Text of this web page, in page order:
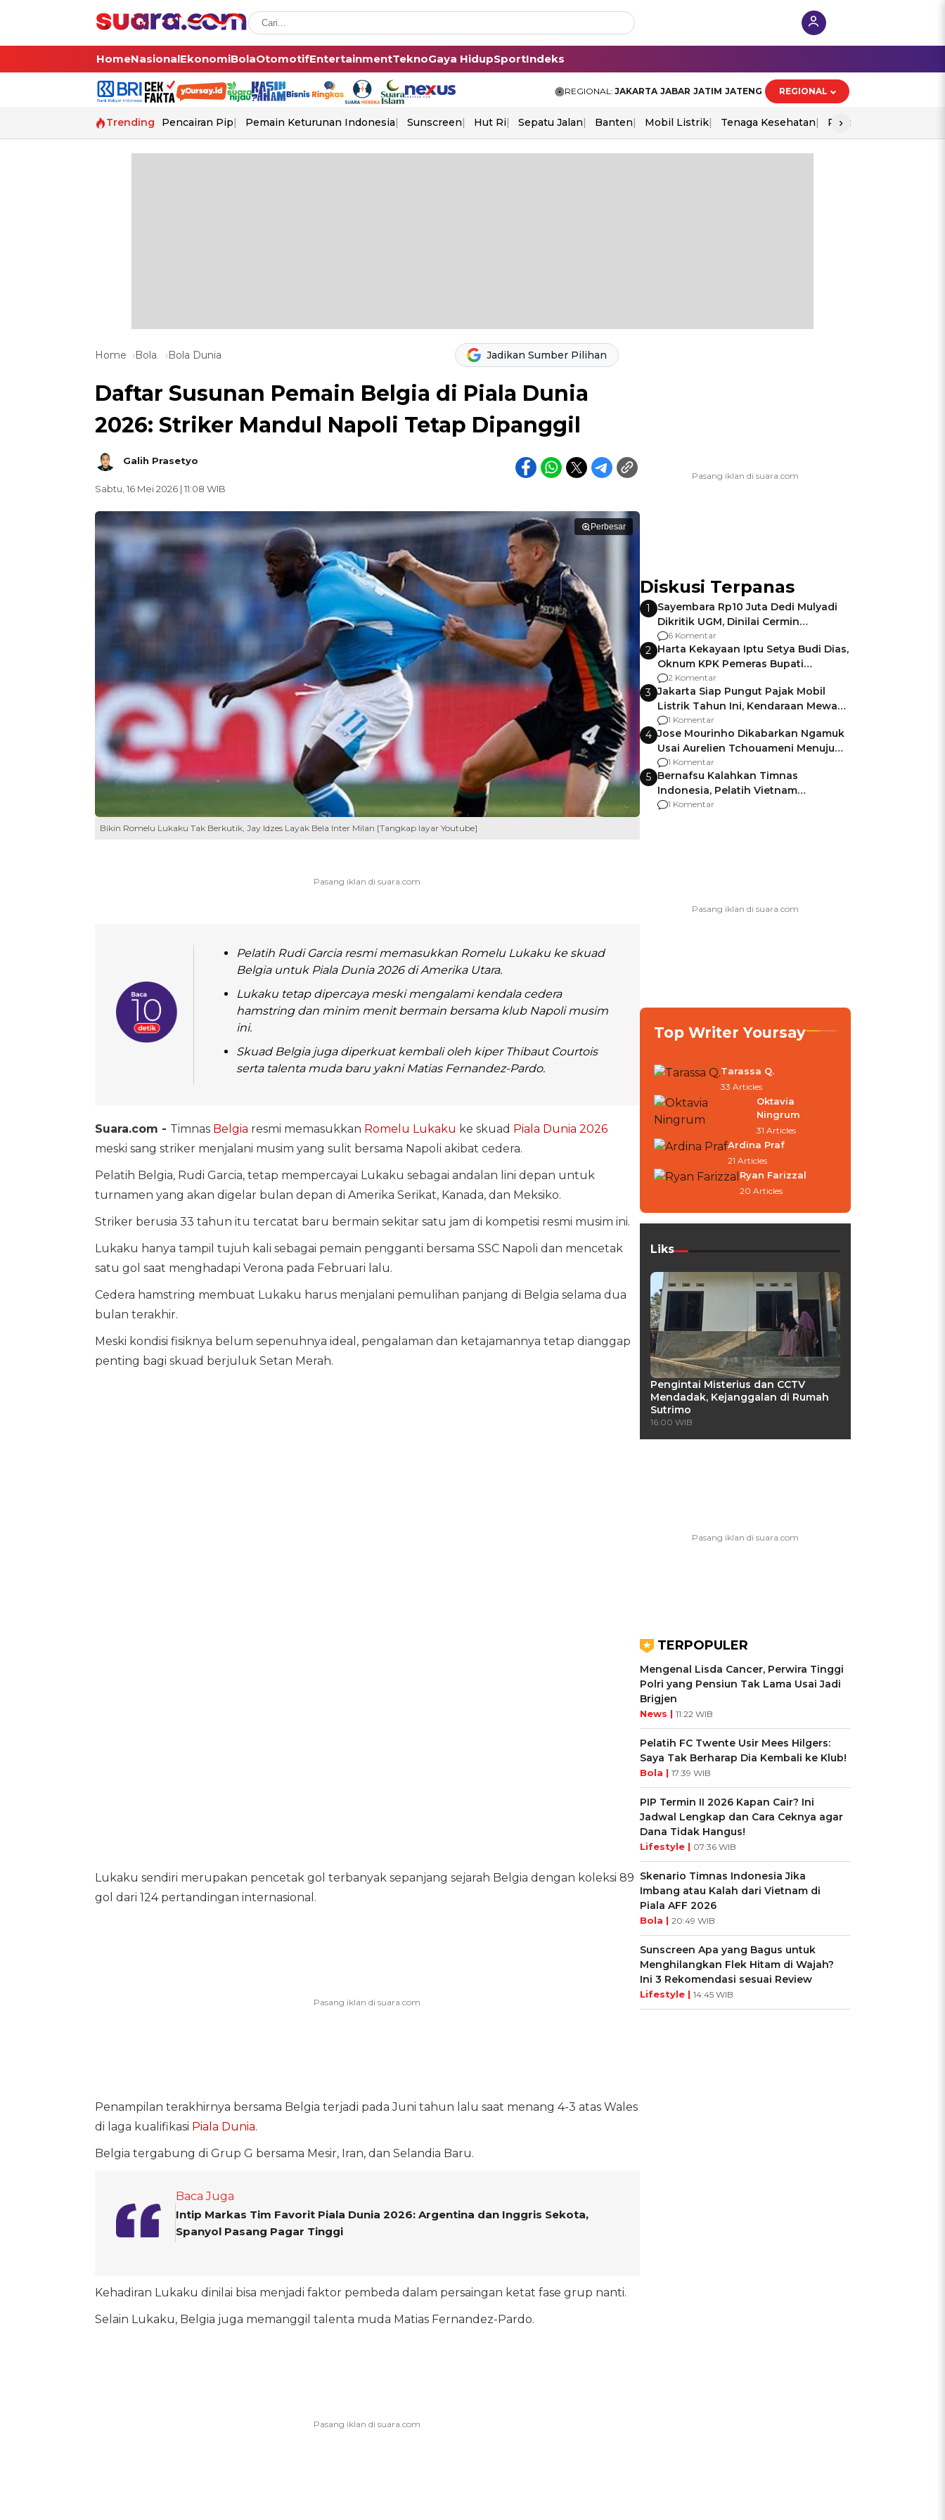
HomeNasionalEkonomiBolaOtomotifEntertainmentTeknoGaya HidupSportIndeks
REGIONAL: JAKARTA JABAR JATIM JATENG REGIONAL
Trending Pencairan Pip Pemain Keturunan Indonesia Sunscreen Hut Ri Sepatu Jalan Banten Mobil Listrik Tenaga Kesehatan Piala Aff 2026
›
Home Bola Bola Dunia Jadikan Sumber Pilihan
Daftar Susunan Pemain Belgia di Piala Dunia
2026: Striker Mandul Napoli Tetap Dipanggil
Galih Prasetyo
Sabtu, 16 Mei 2026 | 11:08 WIB
Perbesar
Bikin Romelu Lukaku Tak Berkutik, Jay Idzes Layak Bela Inter Milan [Tangkap layar Youtube]
Pelatih Rudi Garcia resmi memasukkan Romelu Lukaku ke skuad
Belgia untuk Piala Dunia 2026 di Amerika Utara.
Lukaku tetap dipercaya meski mengalami kendala cedera
hamstring dan minim menit bermain bersama klub Napoli musim
ini.
Skuad Belgia juga diperkuat kembali oleh kiper Thibaut Courtois
serta talenta muda baru yakni Matias Fernandez-Pardo.
Suara.com - Timnas Belgia resmi memasukkan Romelu Lukaku ke skuad Piala Dunia 2026
meski sang striker menjalani musim yang sulit bersama Napoli akibat cedera.
Pelatih Belgia, Rudi Garcia, tetap mempercayai Lukaku sebagai andalan lini depan untuk
turnamen yang akan digelar bulan depan di Amerika Serikat, Kanada, dan Meksiko.
Striker berusia 33 tahun itu tercatat baru bermain sekitar satu jam di kompetisi resmi musim ini.
Lukaku hanya tampil tujuh kali sebagai pemain pengganti bersama SSC Napoli dan mencetak
satu gol saat menghadapi Verona pada Februari lalu.
Cedera hamstring membuat Lukaku harus menjalani pemulihan panjang di Belgia selama dua
bulan terakhir.
Meski kondisi fisiknya belum sepenuhnya ideal, pengalaman dan ketajamannya tetap dianggap
penting bagi skuad berjuluk Setan Merah.
Lukaku sendiri merupakan pencetak gol terbanyak sepanjang sejarah Belgia dengan koleksi 89
gol dari 124 pertandingan internasional.
Penampilan terakhirnya bersama Belgia terjadi pada Juni tahun lalu saat menang 4-3 atas Wales
di laga kualifikasi Piala Dunia.
Belgia tergabung di Grup G bersama Mesir, Iran, dan Selandia Baru.
Baca Juga
Intip Markas Tim Favorit Piala Dunia 2026: Argentina dan Inggris Sekota,
Spanyol Pasang Pagar Tinggi
Kehadiran Lukaku dinilai bisa menjadi faktor pembeda dalam persaingan ketat fase grup nanti.
Selain Lukaku, Belgia juga memanggil talenta muda Matias Fernandez-Pardo.
Diskusi Terpanas
1
Sayembara Rp10 Juta Dedi Mulyadi
Dikritik UGM, Dinilai Cermin
Gagalnya Negara Jamin Keamanan
6 Komentar
2 Harta Kekayaan Iptu Setya Budi Dias,
Oknum KPK Pemeras Bupati
Pemalang
2 Komentar
3 Jakarta Siap Pungut Pajak Mobil
Listrik Tahun Ini, Kendaraan Mewah
Kena hingga 75% PKB
1 Komentar
4 Jose Mourinho Dikabarkan Ngamuk
Usai Aurelien Tchouameni Menuju
Manchester United
1 Komentar
5 Bernafsu Kalahkan Timnas
Indonesia, Pelatih Vietnam
Berencana Pakai Jimat di Pakansari
1 Komentar
Top Writer Yoursay
Tarassa Q.
33 Articles
Oktavia
Ningrum
31 Articles
Ardina Praf
21 Articles
Ryan Farizzal
20 Articles
Liks
Pengintai Misterius dan CCTV
Mendadak, Kejanggalan di Rumah
Sutrimo
16:00 WIB
TERPOPULER
Mengenal Lisda Cancer, Perwira Tinggi
Polri yang Pensiun Tak Lama Usai Jadi
Brigjen
News | 11:22 WIB
Pelatih FC Twente Usir Mees Hilgers:
Saya Tak Berharap Dia Kembali ke Klub!
Bola | 17:39 WIB
PIP Termin II 2026 Kapan Cair? Ini
Jadwal Lengkap dan Cara Ceknya agar
Dana Tidak Hangus!
Lifestyle | 07:36 WIB
Skenario Timnas Indonesia Jika
Imbang atau Kalah dari Vietnam di
Piala AFF 2026
Bola | 20:49 WIB
Sunscreen Apa yang Bagus untuk
Menghilangkan Flek Hitam di Wajah?
Ini 3 Rekomendasi sesuai Review
Lifestyle | 14:45 WIB